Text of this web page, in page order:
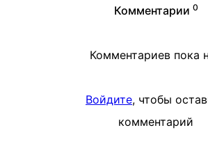
Комментарии 0
Комментариев пока
Войдите, чтобы
комментарий